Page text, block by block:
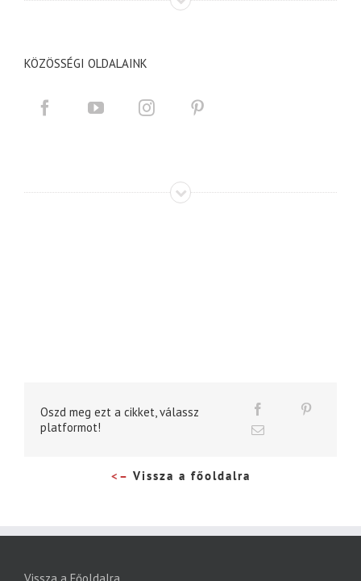
KÖZÖSSÉGI OLDALAINK
Oszd meg ezt a cikket, válassz
platformot!
<– Vissza a főoldalra
Vissza a Főoldalra